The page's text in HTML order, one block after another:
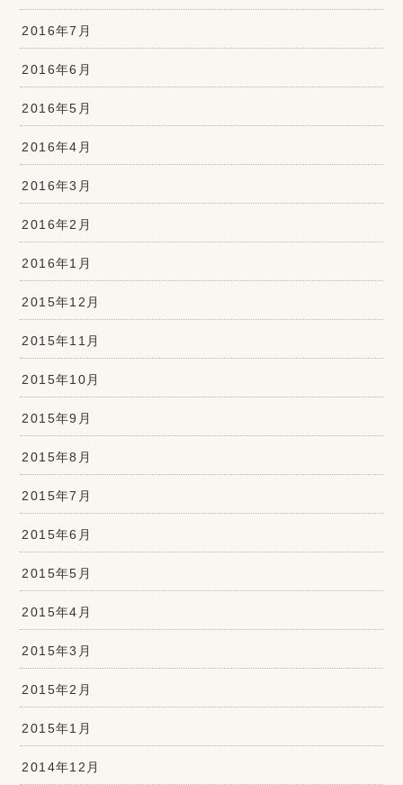
2016年7月
2016年6月
2016年5月
2016年4月
2016年3月
2016年2月
2016年1月
2015年12月
2015年11月
2015年10月
2015年9月
2015年8月
2015年7月
2015年6月
2015年5月
2015年4月
2015年3月
2015年2月
2015年1月
2014年12月